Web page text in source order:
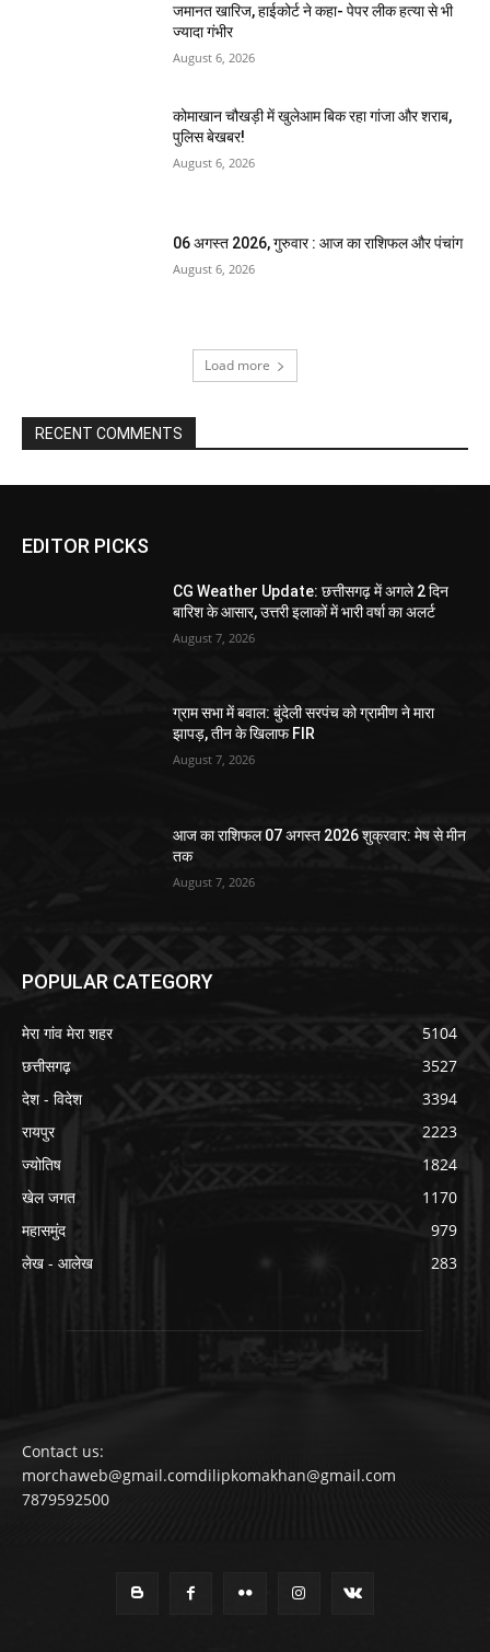
जमानत खारिज, हाईकोर्ट ने कहा- पेपर लीक हत्या से भी
ज्यादा गंभीर
August 6, 2026
कोमाखान चौखड़ी में खुलेआम बिक रहा गांजा और शराब,
पुलिस बेखबर!
August 6, 2026
06 अगस्त 2026, गुरुवार : आज का राशिफल और पंचांग
August 6, 2026
Load more
RECENT COMMENTS
EDITOR PICKS
CG Weather Update: छत्तीसगढ़ में अगले 2 दिन
बारिश के आसार, उत्तरी इलाकों में भारी वर्षा का अलर्ट
August 7, 2026
ग्राम सभा में बवाल: बुंदेली सरपंच को ग्रामीण ने मारा
झापड़, तीन के खिलाफ FIR
August 7, 2026
आज का राशिफल 07 अगस्त 2026 शुक्रवार: मेष से मीन
तक
August 7, 2026
POPULAR CATEGORY
मेरा गांव मेरा शहर
5104
छत्तीसगढ़
3527
देश - विदेश
3394
रायपुर
2223
ज्योतिष
1824
खेल जगत
1170
महासमुंद
979
लेख - आलेख
283
Contact us:
morchaweb@gmail.comdilipkomakhan@gmail.com
7879592500